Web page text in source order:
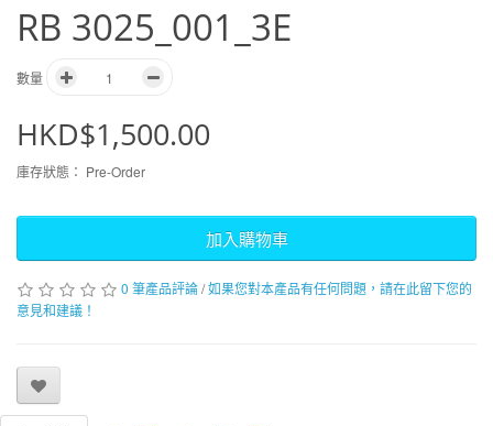
RB 3025_001_3E
數量
HKD$1,500.00
庫存狀態： Pre-Order
加入購物車
0 筆產品評論/如果您對本產品有任何問題，請在此留下您的
意見和建議！